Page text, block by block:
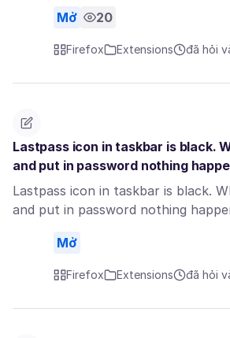
Mở 20
Firefox Extensions đã hỏi
Lastpass icon in taskbar is black.
and put in password nothing
Lastpass icon in taskbar is black.
and put in password nothing
Mở
Firefox Extensions đã hỏi